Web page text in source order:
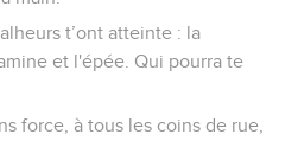
t’ont atteinte : la
et l'épée. Qui pourra te
force, à tous les coins de rue,